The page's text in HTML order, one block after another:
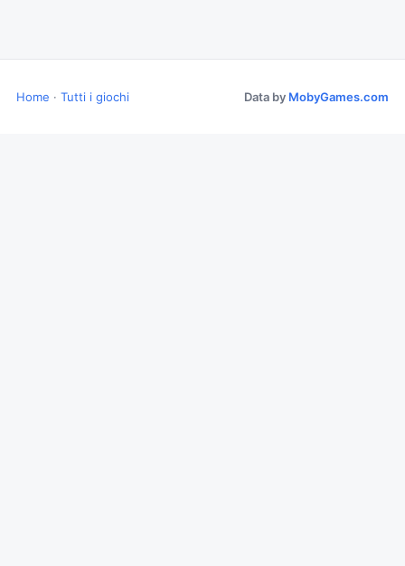
Home · Tutti i giochi Data by MobyGames.com